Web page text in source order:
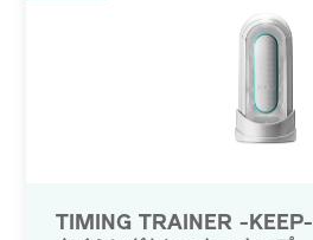
TIMING TRAINER -KEEP-